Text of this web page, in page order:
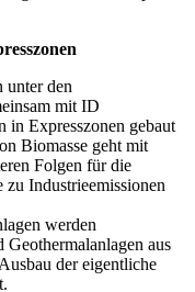
unter den
mit ID
in Expresszonen gebaut
Biomasse geht mit
Folgen für die
Industrieemissionen
werden
aus
der eigentliche